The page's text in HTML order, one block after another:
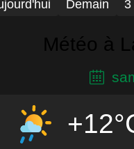
Demain 3
Météo à